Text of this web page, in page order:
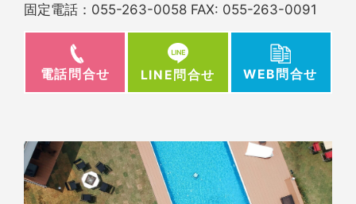
固定電話： 055-263-0058 FAX: 055-263-0091
電話問合せ LINE問合せ WEB問合せ